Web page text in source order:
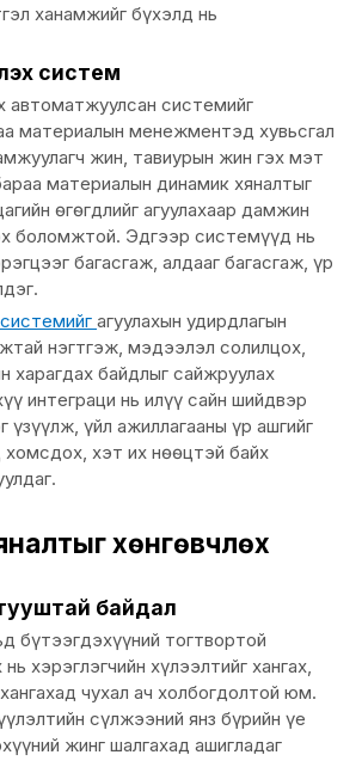
ханамжийг бүхэлд нь
систем
автоматжуулсан системийг
материалын менежментэд хувьсгал
жин, тавиурын жин гэх мэт
материалын динамик хяналтыг
өгөгдлийг агуулахаар дамжин
боломжтой. Эдгээр системүүд нь
багасгаж, алдааг багасгаж, үр
агуулахын удирдлагын
нэгтгэж, мэдээлэл солилцох,
харагдах байдлыг сайжруулах
интеграци нь илүү сайн шийдвэр
үзүүлж, үйл ажиллагааны үр ашгийг
хэт их нөөцтэй байх
хөнгөвчлөх
тууштай байдал
бүтээгдэхүүний тогтвортой
хэрэглэгчийн хүлээлтийг хангах,
чухал ач холбогдолтой юм.
сүлжээний янз бүрийн үе
жинг шалгахад ашигладаг